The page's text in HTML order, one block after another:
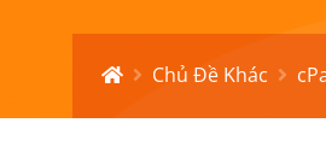
Chủ Đề Khác